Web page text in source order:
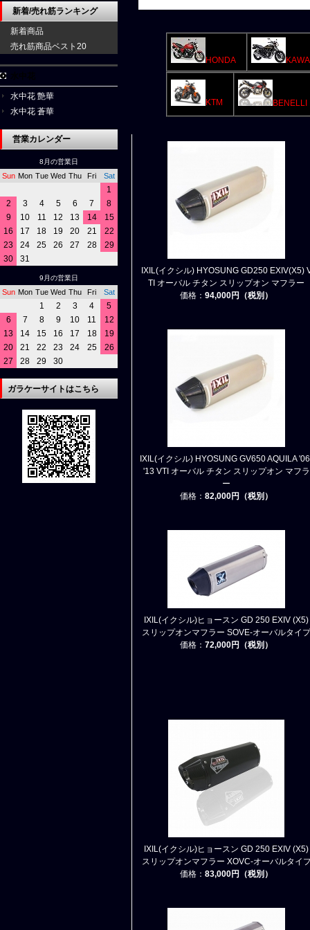
HONDA
KTM BENELLI
IXIL(イクシル) HYOSUNG GD250 EXIV(X5)
TI オーバル チタン スリップオン マフラー
価格： 94,000円（税別）
IXIL(イクシル) HYOSUNG GV650 AQUILA
'13 VTI オーバル チタン スリップオン マフラ
ー
価格： 82,000円（税別）
IXIL(イクシル)ヒョースン GD 250 EXIV (X5)
スリップオンマフラー SOVE-オーバルタイプ
価格： 72,000円（税別）
IXIL(イクシル)ヒョースン GD 250 EXIV (X5)
スリップオンマフラー XOVC-オーバルタイ
価格： 83,000円（税別）
新着/売れ筋ランキング
新着商品
売れ筋商品ベスト20
水中花 艶華
水中花 蒼華
営業カレンダー
8月の営業日
Sun Mon Tue Wed Thu Fri Sat
1
2
3 4 5 6 7
8
9
10 11 12 13 14
15
16
17 18 19 20 21
22
23
24 25 26 27 28
29
30
31
9月の営業日
Sun Mon Tue Wed Thu Fri Sat
1 2 3 4
5
6
7 8 9 10 11
12
13
14 15 16 17 18
19
20
21 22 23 24 25
26
27
28 29 30
ガラケーサイトはこちら